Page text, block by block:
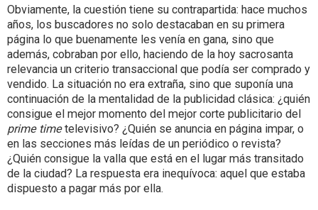
Obviamente, la cuestión tiene su contrapartida: hace muchos
años, los buscadores no solo destacaban en su primera
página lo que buenamente les venía en gana, sino que
además, cobraban por ello, haciendo de la hoy sacrosanta
relevancia un criterio transaccional que podía ser comprado y
vendido. La situación no era extraña, sino que suponía una
continuación de la mentalidad de la publicidad clásica: ¿quién
consigue el mejor momento del mejor corte publicitario del
prime timetelevisivo? ¿Quién se anuncia en página impar, o
en las secciones más leídas de un periódico o revista?
¿Quién consigue la valla que está en el lugar más transitado
de la ciudad? La respuesta era inequívoca: aquel que estaba
dispuesto a pagar más por ella.